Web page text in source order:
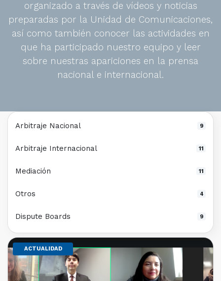
organizado a través de vídeos y noticias
preparadas por la Unidad de Comunicaciones,
así como también conocer las actividades en
que ha participado nuestro equipo y leer
sobre nuestras apariciones en la prensa
nacional e internacional.
ACTUALIDAD
Arbitraje Nacional 9
Arbitraje Internacional 11
Mediación 11
Otros 4
Dispute Boards 9